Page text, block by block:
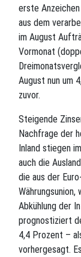
erste
aus dem
im August
Vormonat
August nun um
zuvor.
Steigende
Nachfrage der
Inland stiegen
auch die
die aus der
Abkühlung der
prognostiziert
4,4 Prozent –
vorhergesagt.